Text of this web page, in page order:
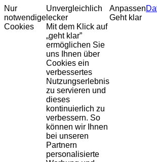
Nur
notwendige
Cookies
Unvergleichlich
lecker
Mit dem Klick auf
„geht klar”
ermöglichen Sie
uns Ihnen über
Cookies ein
verbessertes
Nutzungserlebnis
zu servieren und
dieses
kontinuierlich zu
verbessern. So
können wir Ihnen
bei unseren
Partnern
personalisierte
Anpassen
Geht klar